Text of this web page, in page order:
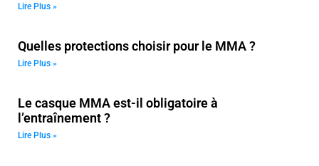
Lire Plus »
Quelles protections choisir pour le MMA ?
Lire Plus »
Le casque MMA est-il obligatoire à
l’entraînement ?
Lire Plus »